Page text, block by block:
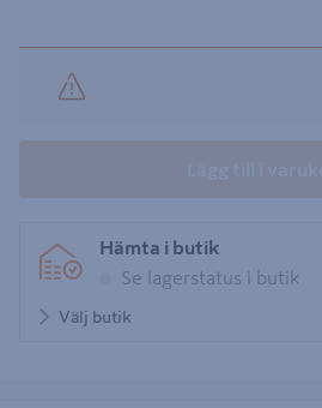
Hämta i butik
Se lagerstatus i butik
Välj butik